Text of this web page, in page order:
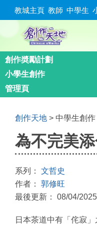
教城主頁 教師 中學生
創作奬勵計劃
小學生創作
管理頁
創作天地 > 中學生創作
為不完美
系列： 文哲史
作者： 郭修旺
最後更新： 08/04/2025
日本茶道中有「侘寂